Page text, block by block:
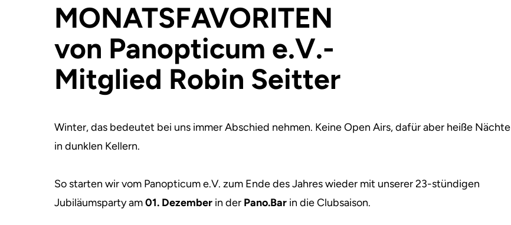
MONATSFAVORITEN
von Panopticum e.V.-
Mitglied Robin Seitter
Winter, das bedeutet bei uns immer Abschied nehmen. Keine Open Airs, dafür aber heiße Nächte
in dunklen Kellern.
So starten wir vom Panopticum e.V. zum Ende des Jahres wieder mit unserer 23-stündigen
Jubiläumsparty am01. Dezember in der Pano.Bar in die Clubsaison.